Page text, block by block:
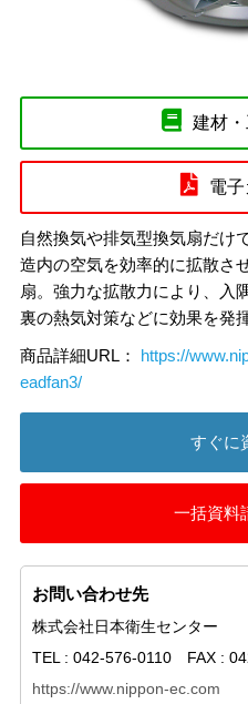
建材
電
自然換気や排気型換気扇だけ
造内の空気を効率的に拡散さ
扇。強力な拡散力により、入
裏の熱気対策などに効果を発
商品詳細URL： https://
eadfan3/
すぐに
一括資料
お問い合わせ先
株式会社日本衛生センター
TEL : 042-576-0110 FAX :
https://www.nippon-ec.com